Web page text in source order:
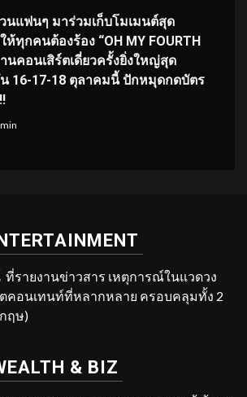
วนแฟนๆ มาร่วมเก็บโมเมนต์สุด
ห้ทุกคนต้องร้อง “OH MY FOURTH
านคอนเสิร์ตเดี่ยวครั้งยิ่งใหญ่สุด
16-17-18 ตุลาคมนี้ ปักหมุดกดบัตร
รายงานข่าวสาร เหตุการณ์ในแวดวง
ตคอนเทนท์ที่หลากหลาย ครอบคลุมทั้ง 2
ฤษ)
& BIZ